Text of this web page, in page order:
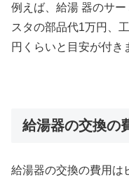
例えば、給湯 器のサ
スタの部品代1万円、
円くらいと目安が付き
給湯器の交換の
給湯器の交換の費用は